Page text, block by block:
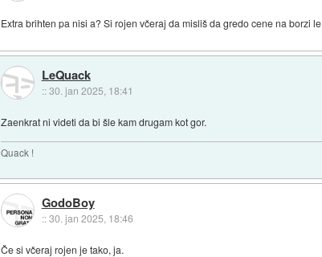
Extra brihten pa nisi a? Si rojen včeraj da misliš da gredo cene na borzi
LeQuack
::30. jan 2025, 18:41
Zaenkrat ni videti da bi šle kam drugam kot gor.
Quack !
GodoBoy
::30. jan 2025, 18:46
Če si včeraj rojen je tako, ja.